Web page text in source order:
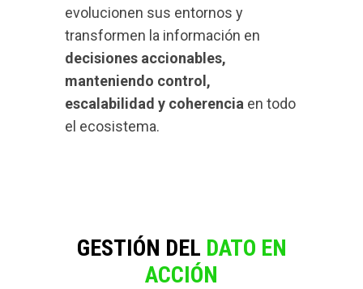
evolucionen sus entornos y
transformen la información en
decisiones accionables,
manteniendo control,
escalabilidad y coherencia en todo
el ecosistema.
GESTIÓN DEL DATO EN
ACCIÓN